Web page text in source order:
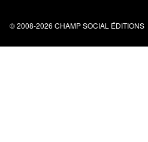
© 2008-2026 CHAMP SOCIAL ÉDITIONS